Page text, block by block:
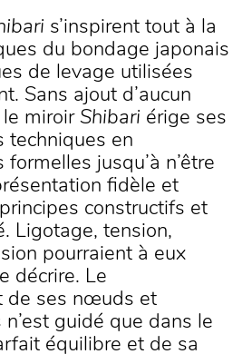
s’inspirent tout à la
du bondage japonais
de levage utilisées
Sans ajout d’aucun
le miroirShibari érige ses
techniques en
jusqu’à n’être
fidèle et
constructifs et
Ligotage, tension,
pourraient à eux
décrire. Le
de ses nœuds et
guidé que dans le
équilibre et de sa